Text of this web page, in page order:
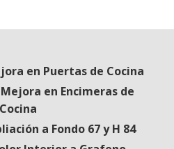
en Puertas de Cocina
en Encimeras de
Cocina
a Fondo 67 y H 84